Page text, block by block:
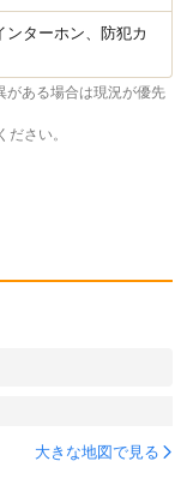
ンターホン、防犯カ
がある場合は現況が優先
ださい。
大きな地図で見る